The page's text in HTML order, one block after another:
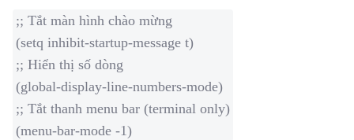
;; Tắt màn hình chào mừng
(setq inhibit-startup-message t)
;; Hiển thị số dòng
(global-display-line-numbers-mode)
;; Tắt thanh menu bar (terminal only)
(menu-bar-mode -1)